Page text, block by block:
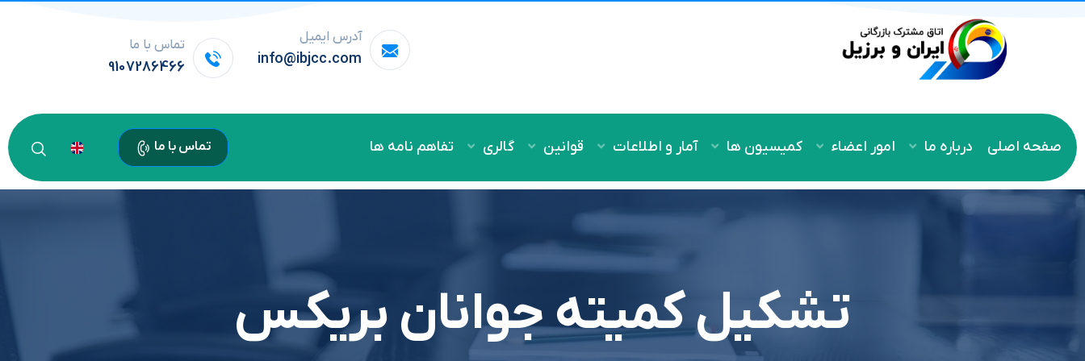
آدرس ایمیل
info@ibjcc.com
تماس با ما
9107286466
صفحه اصلی درباره ما امور اعضاء کمیسیون ها آمار و اطلاعات قوانین گالری تفاهم نامه ها تماس با ما
تشکیل کمیته جوانان بریکس